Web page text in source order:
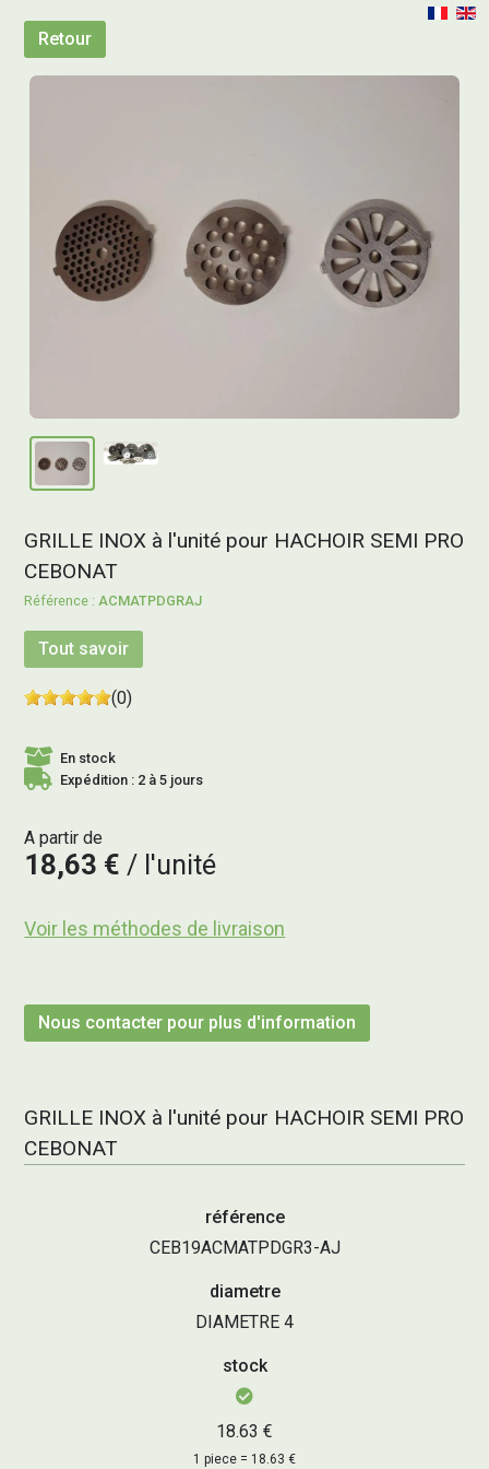
Retour
GRILLE INOX à l'unité pour HACHOIR SEMI PRO
CEBONAT
ACMATPDGRAJ
Tout savoir
(0)
En stock
Expédition : 2 à 5 jours
A partir de
18,63 € l'unité
Voir les méthodes de livraison
Nous contacter pour plus d'information
GRILLE INOX à l'unité pour HACHOIR SEMI PRO
CEBONAT
référence
CEB19ACMATPDGR3-AJ
diametre
DIAMETRE 4
stock
18.63 €
1 piece = 18.63 €